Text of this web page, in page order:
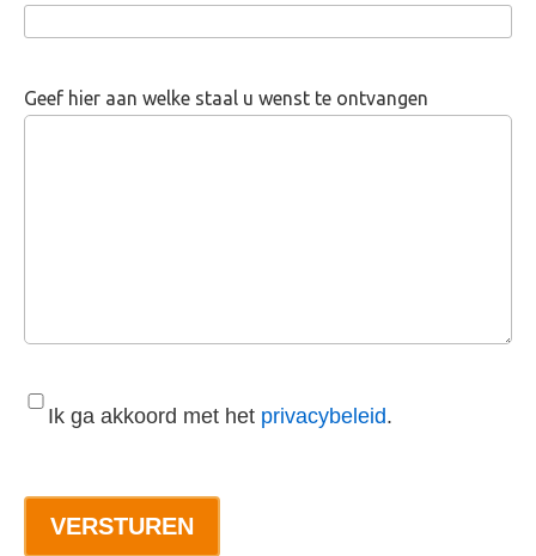
Geef hier aan welke staal u wenst te ontvangen
Ik ga akkoord met het privacybeleid.
VERSTUREN